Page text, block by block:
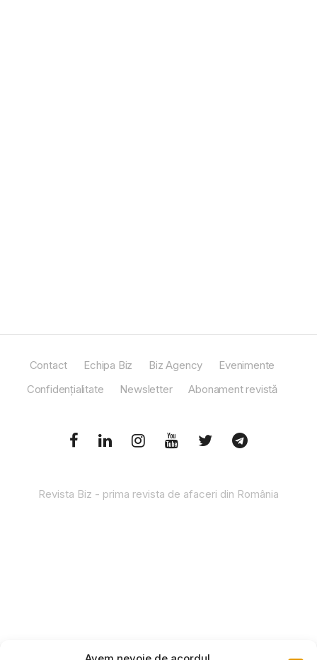
Contact Echipa Biz Biz Agency
Evenimente
Confidențialitate
Newsletter Abonament revistă
Revista Biz - prima revista de afaceri din România